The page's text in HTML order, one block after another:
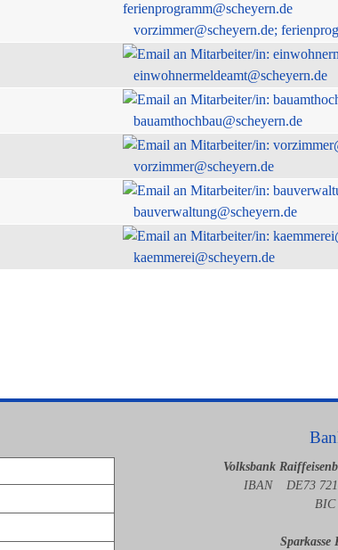
vorzimmer@scheyern.de;
einwohnermeldeamt@scheyern.de
bauamthochbau@scheyern.de
vorzimmer@scheyern.de
bauverwaltung@scheyern.de
kaemmerei@scheyern.de
Volksbank
IBAN DE73